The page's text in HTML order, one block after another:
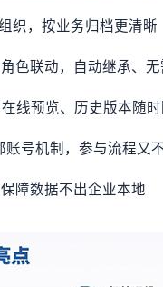
织，按业务归档更清晰
色联动，自动继承、
线预览、历史版本随
账号机制，参与流程又
障数据不出企业本地